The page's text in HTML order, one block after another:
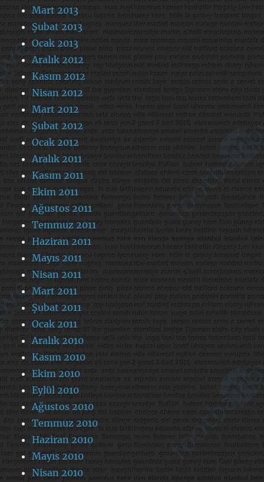
Mart 2013
Şubat 2013
Ocak 2013
Aralık 2012
Kasım 2012
Nisan 2012
Mart 2012
Şubat 2012
Ocak 2012
Aralık 2011
Kasım 2011
Ekim 2011
Ağustos 2011
Temmuz 2011
Haziran 2011
Mayıs 2011
Nisan 2011
Mart 2011
Şubat 2011
Ocak 2011
Aralık 2010
Kasım 2010
Ekim 2010
Eylül 2010
Ağustos 2010
Temmuz 2010
Haziran 2010
Mayıs 2010
Nisan 2010